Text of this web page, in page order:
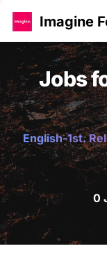
Imagine
Jobs
English-1st.
0